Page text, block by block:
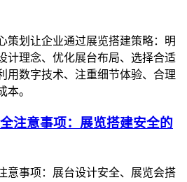
策划让企业通过展览搭建策略：明
计理念、优化展台布局、选择合适
用数字技术、注重细节体验、合理
本。
注意事项：展览搭建安全的
意事项：展台设计安全、展览会搭